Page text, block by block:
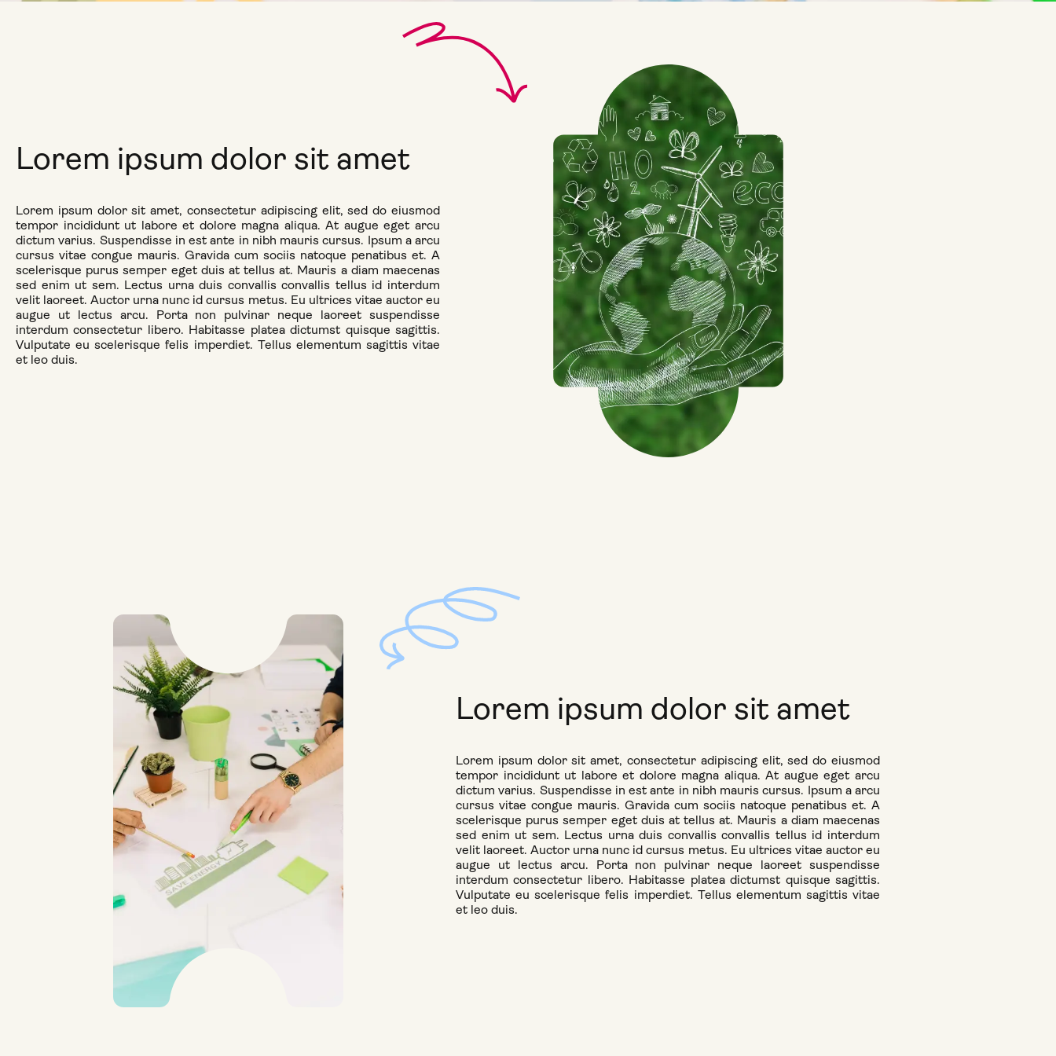
Lorem ipsum dolor sit amet
Lorem ipsum dolor sit amet, consectetur adipiscing elit, sed do eiusmod
tempor incididunt ut labore et dolore magna aliqua. At augue eget arcu
dictum varius. Suspendisse in est ante in nibh mauris cursus. Ipsum a arcu
cursus vitae congue mauris. Gravida cum sociis natoque penatibus et. A
scelerisque purus semper eget duis at tellus at. Mauris a diam maecenas
sed enim ut sem. Lectus urna duis convallis convallis tellus id interdum
velit laoreet. Auctor urna nunc id cursus metus. Eu ultrices vitae auctor eu
augue ut lectus arcu. Porta non pulvinar neque laoreet suspendisse
interdum consectetur libero. Habitasse platea dictumst quisque sagittis.
Vulputate eu scelerisque felis imperdiet. Tellus elementum sagittis vitae
et leo duis.
Lorem ipsum dolor sit amet
Lorem ipsum dolor sit amet, consectetur adipiscing elit, sed do eiusmod
tempor incididunt ut labore et dolore magna aliqua. At augue eget arcu
dictum varius. Suspendisse in est ante in nibh mauris cursus. Ipsum a arcu
cursus vitae congue mauris. Gravida cum sociis natoque penatibus et. A
scelerisque purus semper eget duis at tellus at. Mauris a diam maecenas
sed enim ut sem. Lectus urna duis convallis convallis tellus id interdum
velit laoreet. Auctor urna nunc id cursus metus. Eu ultrices vitae auctor eu
augue ut lectus arcu. Porta non pulvinar neque laoreet suspendisse
interdum consectetur libero. Habitasse platea dictumst quisque sagittis.
Vulputate eu scelerisque felis imperdiet. Tellus elementum sagittis vitae
et leo duis.